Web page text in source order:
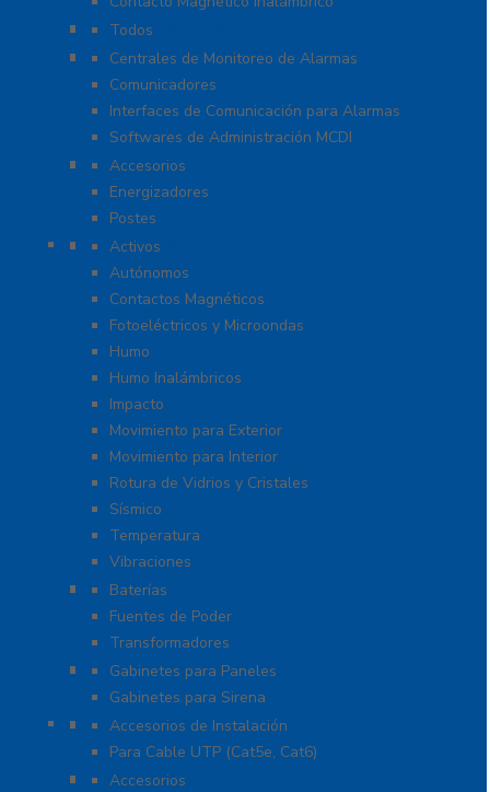
Control de Acceso
Todos
Centrales de Monitoreo
Centrales de Monitoreo de Alarmas
Comunicadores
Interfaces de Comunicación para Alarmas
Softwares de Administración MCDI
Cercas
Accesorios
Energizadores
Postes
Detectores / Sensores
Activos
Autónomos
Contactos Magnéticos
Fotoeléctricos y Microondas
Humo
Humo Inalámbricos
Impacto
Movimiento para Exterior
Movimiento para Interior
Rotura de Vidrios y Cristales
Sísmico
Temperatura
Vibraciones
Energía
Baterías
Fuentes de Poder
Transformadores
Gabinetes y Carcasas
Gabinetes para Paneles
Gabinetes para Sirena
Herramientas
Accesorios de Instalación
Para Cable UTP (Cat5e, Cat6)
Honeywell Total Connect
Accesorios